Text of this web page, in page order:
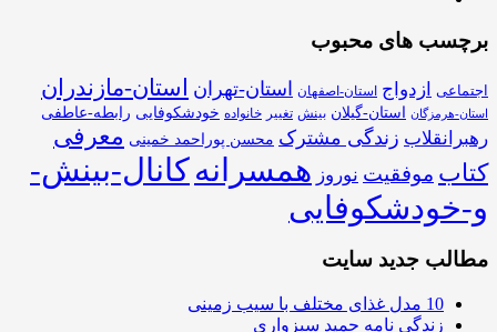
برچسب های محبوب
اجتماعی ازدواج استان-اصفهان استان-تهران استان-مازندران
استان-هرمزگان استان-گیلان بینش تغییر خانواده خودشکوفایی رابطه-عاطفی
رهبرانقلاب زندگی مشترک محسن پوراحمد خمینی معرفی
کتاب موفقیت نوروز همسرانهکانال-بینش-
و-خودشکوفایی
مطالب جدید سایت
10 مدل غذای مختلف با سیب زمینی
زندگی نامه حمید سبزواری